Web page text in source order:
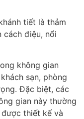
tiết là thảm
cách điệu, nổi
không gian
sạn, phòng
Đặc biệt, các
gian này thường
thiết kế và